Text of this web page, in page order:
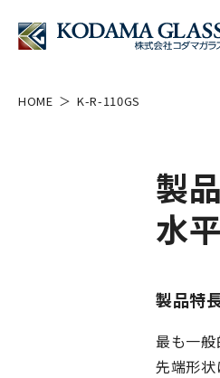
HOME K-R-110GS
製
水
製品特
最も一般
先端形